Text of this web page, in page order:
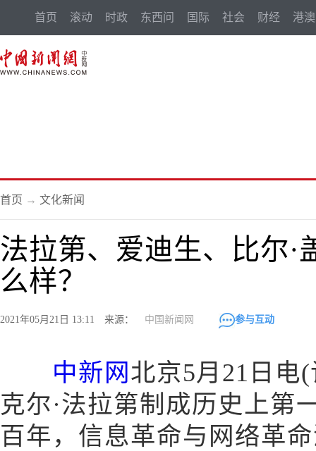
首页 滚动 时政 东西问 国际 社会 财经 港澳
首页 → 文化新闻
法拉第、爱迪生、比尔
么样？
2021年05月21日 13:11 来源： 中国新闻网 参与互动
中新网 北京5月21日电
克尔·法拉第制成历史上第
百年，信息革命与网络革